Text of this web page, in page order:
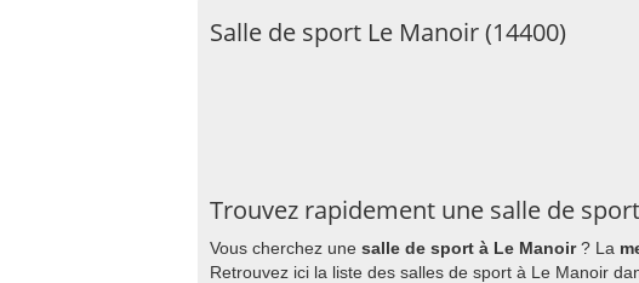
Salle de sport Le Manoir (14400)
Trouvez rapidement une salle de
Vous cherchez une salle de sport à Le Manoir? La
Retrouvez ici la liste des salles de sport à Le Manoir